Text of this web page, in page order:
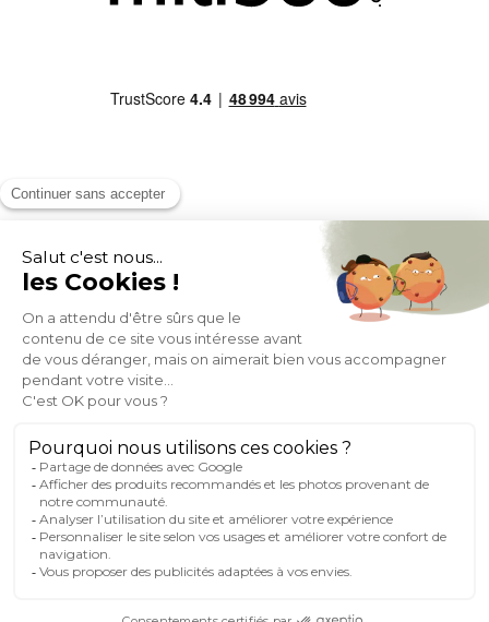
MOYENS DE PAIEMENT
FRANCE
© 2007-2026 Miliboo